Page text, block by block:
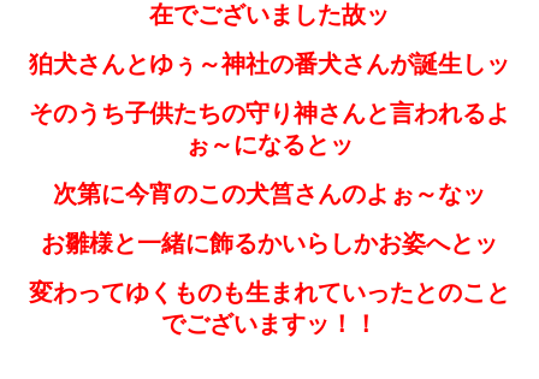
在でございました故ッ
狛犬さんとゆぅ～神社の番犬さんが誕生しッ
そのうち子供たちの守り神さんと言われるよ
ぉ～になるとッ
次第に今宵のこの犬筥さんのよぉ～なッ
お雛様と一緒に飾るかいらしかお姿へとッ
変わってゆくものも生まれていったとのこと
でございますッ！！